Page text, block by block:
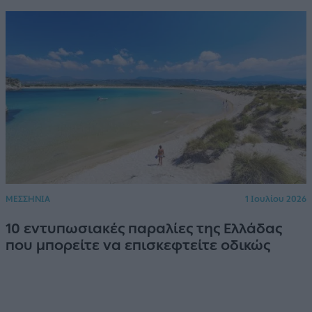
ΜΕΣΣΗΝΙΑ 1 Ιουλίου 2026
10 εντυπωσιακές παραλίες της Ελλάδας
που μπορείτε να επισκεφτείτε οδικώς